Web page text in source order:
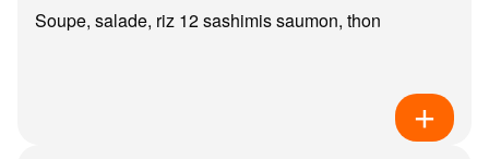
Soupe, salade, riz 12 sashimis saumon, thon